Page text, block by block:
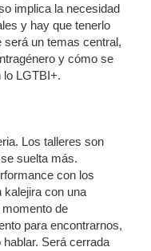
implica la necesidad
y hay que tenerlo
será un temas central,
y cómo se
lo LGTBI+.
Los talleres son
suelta más.
con los
con una
de
para encontrarnos,
Será cerrada